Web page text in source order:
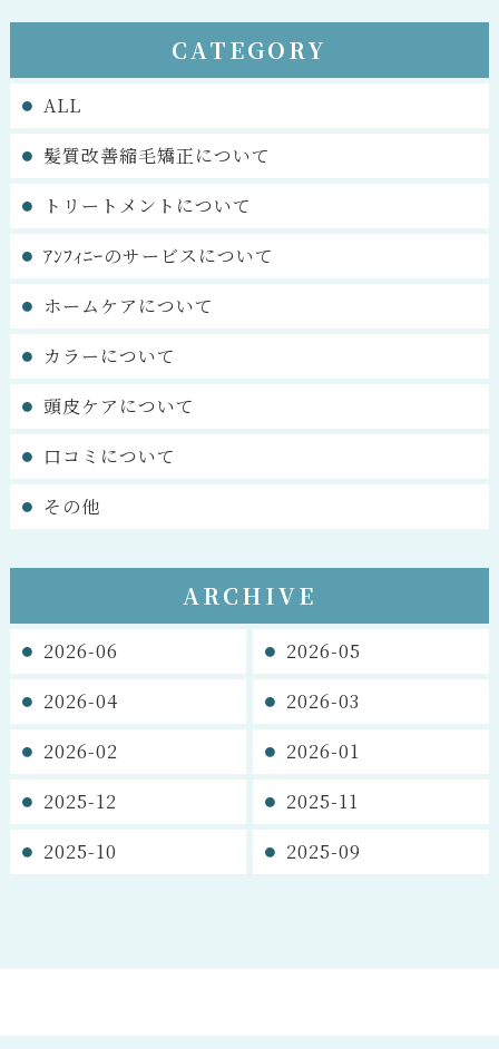
CATEGORY
ALL
髪質改善縮毛矯正について
トリートメントについて
ｱﾝﾌｨﾆｰのサービスについて
ホームケアについて
カラーについて
頭皮ケアについて
口コミについて
その他
ARCHIVE
2026-06
2026-05
2026-04
2026-03
2026-02
2026-01
2025-12
2025-11
2025-10
2025-09